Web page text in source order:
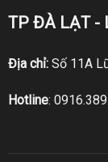
TP ĐÀ LẠT -
Địa chỉ:Số 11A
Hotline: